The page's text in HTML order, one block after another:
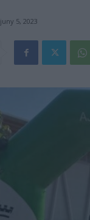
juny 5, 2023